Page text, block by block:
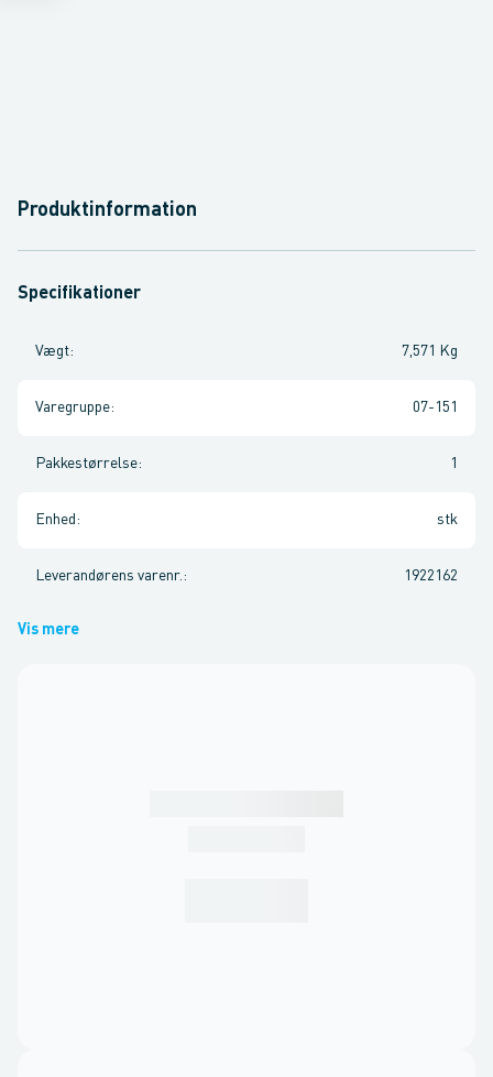
Produktinformation
Specifikationer
Vægt: 7,571 Kg
Varegruppe: 07-151
Pakkestørrelse: 1
Enhed : stk
Leverandørens varenr. : 1922162
Vis mere